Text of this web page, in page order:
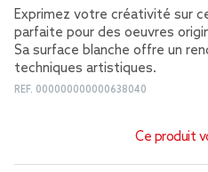
Exprimez votre créativité sur
parfaite pour des oeuvres
Sa surface blanche offre un
techniques artistiques.
REF. 000000000000638040
Ce produit